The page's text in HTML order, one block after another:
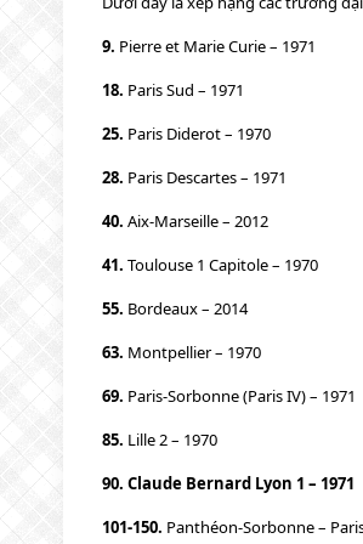
9. Pierre et Marie Curie – 1971
18. Paris Sud – 1971
25. Paris Diderot – 1970
28. Paris Descartes – 1971
40. Aix-Marseille – 2012
41. Toulouse 1 Capitole – 1970
55. Bordeaux – 2014
63. Montpellier – 1970
69. Paris-Sorbonne (Paris IV) – 1971
85. Lille 2 – 1970
90. Claude Bernard Lyon 1 – 1971
101-150. Panthéon-Sorbonne –